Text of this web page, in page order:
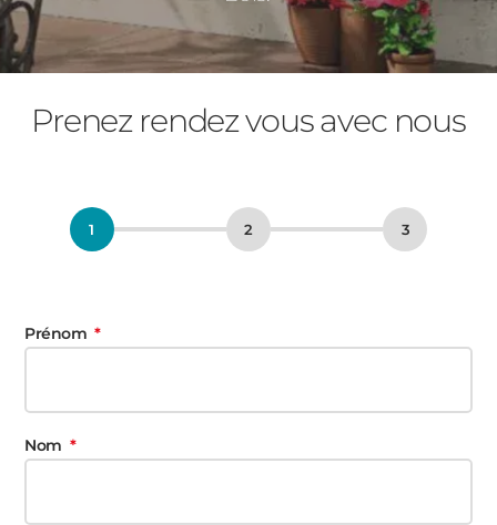
Prenez rendez vous avec nous
Prénom
Nom